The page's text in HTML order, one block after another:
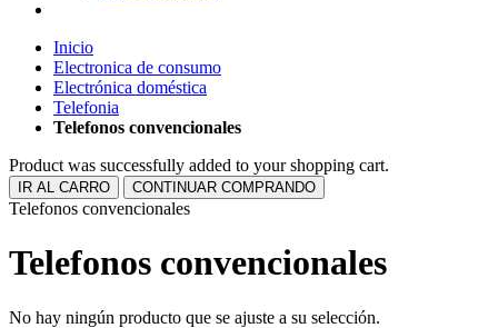
Inicio
Electronica de consumo
Electrónica doméstica
Telefonia
Telefonos convencionales
Product was successfully added to your shopping cart.
IR AL CARRO CONTINUAR COMPRANDO
Telefonos convencionales
Telefonos convencionales
No hay ningún producto que se ajuste a su selección.